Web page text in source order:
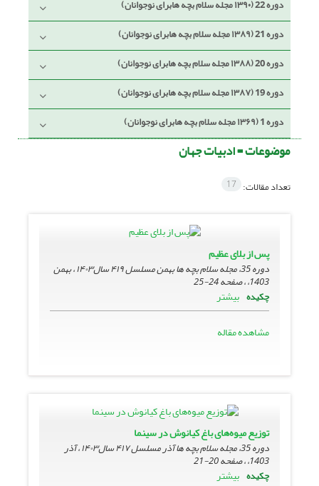
دوره 22 (۱۳۹۰ مجله سلام بچه هابرای نوجوانان)
دوره 21 (۱۳۸۹ مجله سلام بچه هابرای نوجوانان)
دوره 20 (۱۳۸۸ مجله سلام بچه هابرای نوجوانان)
دوره 19 (۱۳۸۷ مجله سلام بچه هابرای نوجوانان)
دوره 1 (۱۳۶۹ مجله سلام بچه هابرای نوجوانان)
موضوعات =ادبیات جهان
تعداد مقالات: 17
پس از بلای عظیم
دوره 35، مجله سلام بچه ها بهمن مسلسل ۴۱۹ سال۱۴۰۳ ، بهمن
1403، ، صفحه
24-25
چکیده بیشتر
مشاهده مقاله
توزیع میوه‌های باغ کیانوش در سینما
دوره 35، مجله سلام بچه ها آذر مسلسل ۴۱۷ سال۱۴۰۳ ، آذر
1403، ، صفحه
20-21
چکیده بیشتر